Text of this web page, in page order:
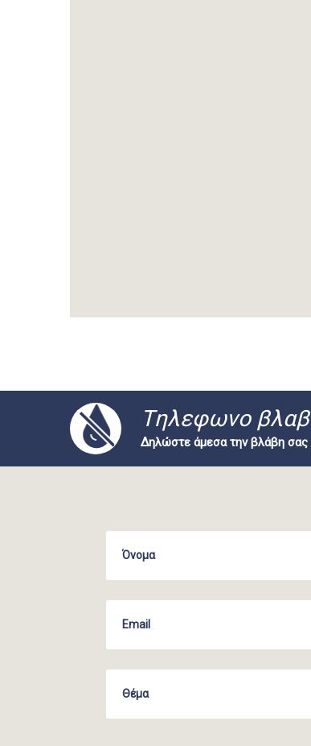
Tηλεφωνο
Δηλώστε άμεσα την βλάβη